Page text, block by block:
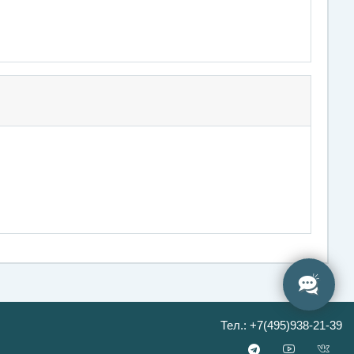
Тел.: +7(495)938-21-39